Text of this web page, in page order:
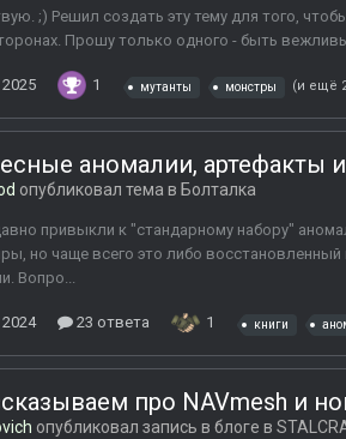
;) Решил создать эту тему для того,
Прошу только одного - быть
1 мутанты монстры (и ещё
аномалии, артефакты
опубликовал тема в Болталка
привыкли к "стандарному набору"
но чаще всего это либо
Вопро...
23 ответа 1 книги
про NAVmesh и
опубликовал запись в блоге в